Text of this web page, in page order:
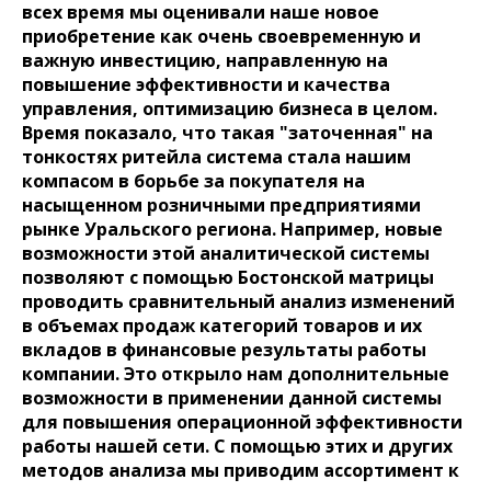
всех время мы оценивали наше новое
приобретение как очень своевременную и
важную инвестицию, направленную на
повышение эффективности и качества
управления, оптимизацию бизнеса в целом.
Время показало, что такая "заточенная" на
тонкостях ритейла система стала нашим
компасом в борьбе за покупателя на
насыщенном розничными предприятиями
рынке Уральского региона. Например, новые
возможности этой аналитической системы
позволяют с помощью Бостонской матрицы
проводить сравнительный анализ изменений
в объемах продаж категорий товаров и их
вкладов в финансовые результаты работы
компании. Это открыло нам дополнительные
возможности в применении данной системы
для повышения операционной эффективности
работы нашей сети. С помощью этих и других
методов анализа мы приводим ассортимент к